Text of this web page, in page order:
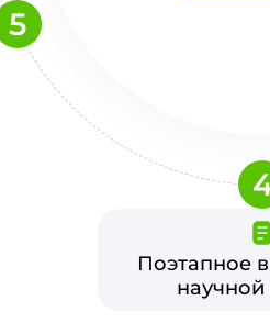
Поэтапное
5